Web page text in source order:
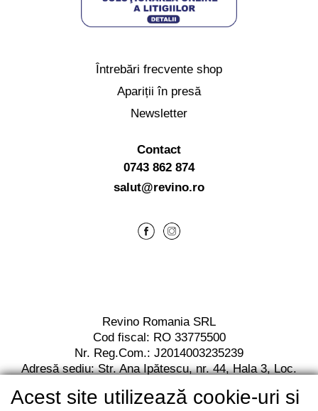
Întrebări frecvente shop
Apariții în presă
Newsletter
Contact
0743 862 874
salut@revino.ro
Revino Romania SRL
Cod fiscal: RO 33775500
Nr. Reg.Com.: J2014003235239
Adresă sediu: Str. Ana Ipătescu,nr. 44, Hala 3,Loc.
RO13 BACX 0000 0010 7112 2001
Acest site utilizează cookie-uri si